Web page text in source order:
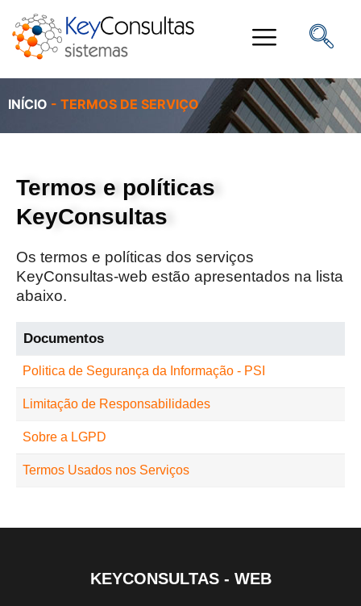
INÍCIO - TERMOS DE SERVIÇO
Termos e políticas
KeyConsultas
Os termos e políticas dos serviços
KeyConsultas-web estão apresentados na lista
abaixo.
Documentos
Politica de Segurança da Informação - PSI
Limitação de Responsabilidades
Sobre a LGPD
Termos Usados nos Serviços
KEYCONSULTAS - WEB